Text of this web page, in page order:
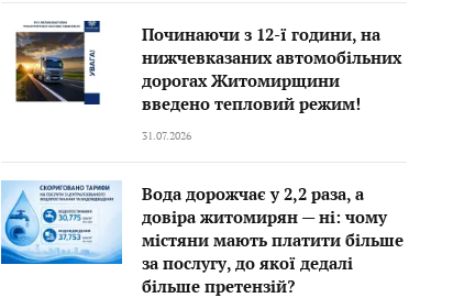
Починаючи з 12-ї години, на
нижчевказаних автомобільних
дорогах Житомирщини
введено тепловий режим!
31.07.2026
Вода дорожчає у 2,2 раза, а
довіра житомирян — ні: чому
містяни мають платити більше
за послугу, до якої дедалі
більше претензій?